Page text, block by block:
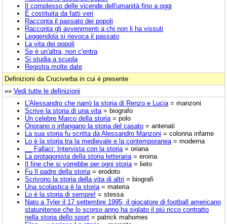
Il complesso delle vicende dell'umanità fino a oggi
È costituita da fatti veri
Racconta il passato dei popoli
Racconta gli avvenimenti a chi non li ha vissuti
Leggendola si rievoca il passato
La vita dei popoli
Se è un'altra, non c'entra
Si studia a scuola
Registra molte date
Definizioni da Cruciverba in cui è presente
»» Vedi tutte le definizioni
L'Alessandro che narrò la storia di Renzo e Lucia = manzoni
Scrive la storia di una vita = biografo
Un celebre Marco della storia = polo
Onorano o infangano la storia del casato = antenati
La sua storia fu scritta da Alessandro Manzoni = colonna infame
Lo è la storia tra la medievale e la contemporanea = moderna
__ Fallaci: Intervista con la storia = oriana
La protagonista della storia letteraria = eroina
Il fine che si vorrebbe per ogni storia = lieto
Fu Il padre della storia = erodoto
Scrivono la storia della vita di altri = biografi
Una scolastica è la storia = materia
Lo è la storia di sempre! = stessa
Nato a Tyler il 17 settembre 1995, il giocatore di football americano
statunitense che lo scorso anno ha siglato il più ricco contratto
nella storia dello sport = patrick mahomes